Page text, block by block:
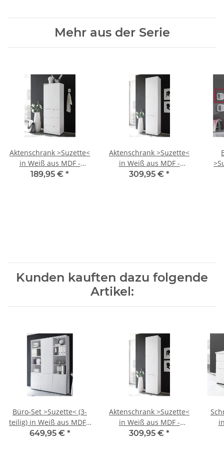
Mehr aus der Serie
Aktenschrank >Suzette<
in Weiß aus MDF -
50x145x35cm (BxHxT)
189,95 € *
Aktenschrank >Suzette<
in Weiß aus MDF -
50x216x35cm (BxHxT)
309,95 € *
Kunden kauften dazu folgende
Artikel:
Büro-Set >Suzette< (3-
teilig) in Weiß aus MDF -
150x216x35cm (BxHxT)
649,95 € *
Aktenschrank >Suzette<
in Weiß aus MDF -
50x216x35cm (BxHxT)
309,95 € *